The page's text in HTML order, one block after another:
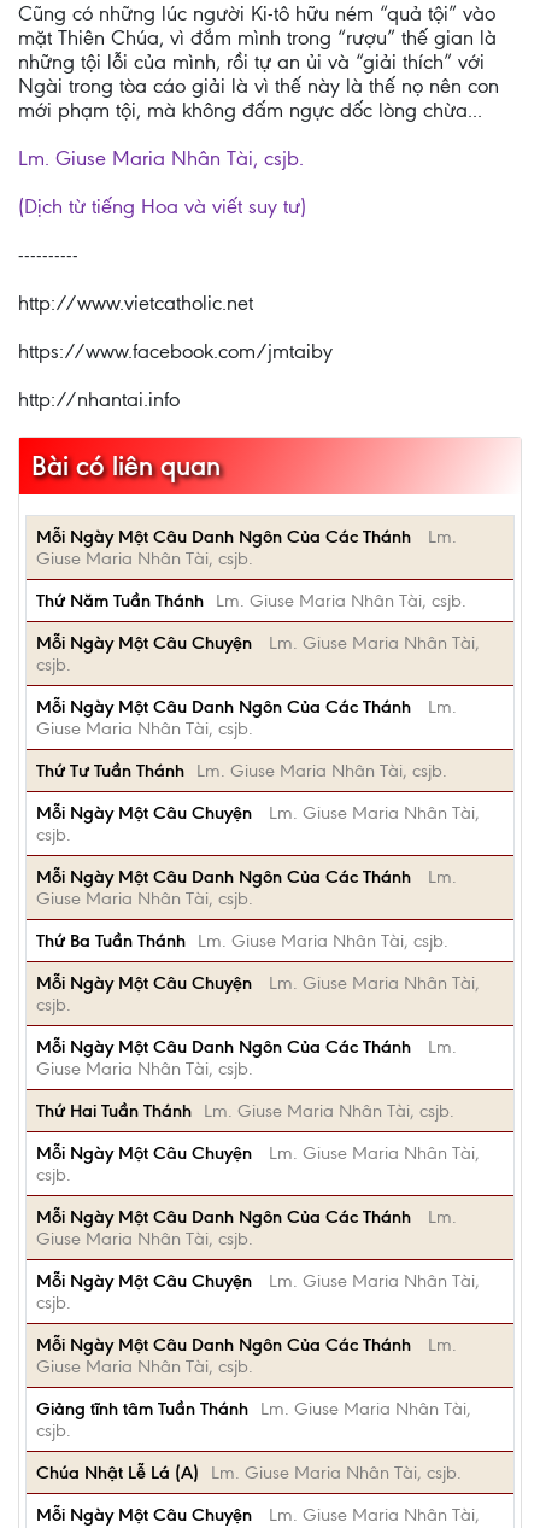
Cũng có những lúc người Ki-tô hữu ném “quả tội” vào
mặt Thiên Chúa, vì đắm mình trong “rượu” thế gian là
những tội lỗi của mình, rồi tự an ủi và “giải thích” với
Ngài trong tòa cáo giải là vì thế này là thế nọ nên con
mới phạm tội, mà không đấm ngực dốc lòng chừa...
Lm. Giuse Maria Nhân Tài, csjb.
(Dịch từ tiếng Hoa và viết suy tư)
----------
http://www.vietcatholic.net
https://www.facebook.com/jmtaiby
http://nhantai.info
Bài có liên quan
Mỗi Ngày Một Câu Danh Ngôn Của Các Thánh
Lm.
Giuse Maria Nhân Tài, csjb.
Thứ Năm Tuần Thánh
Lm. Giuse Maria Nhân Tài, csjb.
Mỗi Ngày Một Câu Chuyện
Lm. Giuse Maria Nhân Tài,
csjb.
Mỗi Ngày Một Câu Danh Ngôn Của Các Thánh
Lm.
Giuse Maria Nhân Tài, csjb.
Thứ Tư Tuần Thánh
Lm. Giuse Maria Nhân Tài, csjb.
Mỗi Ngày Một Câu Chuyện
Lm. Giuse Maria Nhân Tài,
csjb.
Mỗi Ngày Một Câu Danh Ngôn Của Các Thánh
Lm.
Giuse Maria Nhân Tài, csjb.
Thứ Ba Tuần Thánh
Lm. Giuse Maria Nhân Tài, csjb.
Mỗi Ngày Một Câu Chuyện
Lm. Giuse Maria Nhân Tài,
csjb.
Mỗi Ngày Một Câu Danh Ngôn Của Các Thánh
Lm.
Giuse Maria Nhân Tài, csjb.
Thứ Hai Tuần Thánh
Lm. Giuse Maria Nhân Tài, csjb.
Mỗi Ngày Một Câu Chuyện
Lm. Giuse Maria Nhân Tài,
csjb.
Mỗi Ngày Một Câu Danh Ngôn Của Các Thánh
Lm.
Giuse Maria Nhân Tài, csjb.
Mỗi Ngày Một Câu Chuyện
Lm. Giuse Maria Nhân Tài,
csjb.
Mỗi Ngày Một Câu Danh Ngôn Của Các Thánh
Lm.
Giuse Maria Nhân Tài, csjb.
Giảng tĩnh tâm Tuần Thánh
Lm. Giuse Maria Nhân Tài,
csjb.
Chúa Nhật Lễ Lá (A)
Lm. Giuse Maria Nhân Tài, csjb.
Mỗi Ngày Một Câu Chuyện
Lm. Giuse Maria Nhân Tài,